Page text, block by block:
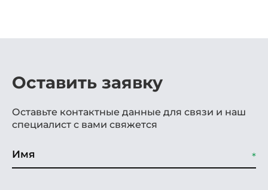
Оставить заявку
Оставьте контактные данные для связи и наш
специалист с вами свяжется